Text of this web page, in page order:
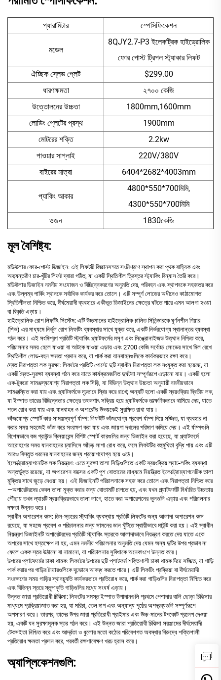
প্যারামিটার স্পেসিফিকেশন
মডেল
8QJY2.7-P3 ইলেকট্রিক হাইড্রোলিক
ফোর পোস্ট ট্রিপল স্ট্যাকার লিফট
ঐচ্ছিক স্লেভ প্লেট
$299.00
ধারণক্ষমতা
২৭০০ কেজি
উত্তোলনের উচ্চতা
1800mm,1600mm
লোডিং প্লেটের প্রস্থ
1900mm
মোটরের শক্তি
2.2kw
পাওয়ার সাপ্লাই
220V/380V
বাইরের মাত্রা
6404*2682*4003mm
প্যাকিং আকার
4800*550*700মিমি,
4300*550*700মিমি
ওজন
1830কেজি
মূল বৈশিষ্ট্য:
মডিউলার ফোর-পোস্ট ডিজাইন: এই লিফটটি বিজ্ঞানসম্মত সংমিশ্রণে স্থাপন করা পৃথক বাহ্যিক এবং
অভ্যন্তরীণ চার-খুঁটির লিফট দ্বারা গঠিত, যা একটি স্থিতিশীল ত্রিস্তর স্ট্যাকিং বিন্যাস তৈরি করে।
মডিউলার ডিজাইন নমনীয় সংযোজন ও বিচ্ছিন্নকরণের অনুমতি দেয়, পরিবহন এবং স্থাপনকে সহজতর করে
এবং উল্লম্ব পার্কিং স্থানকে সর্বাধিক কার্যকর করে তোলে। এটি সম্পূর্ণ লোডের অধীনেও কাঠামোগত
স্থিতিশীলতা নিশ্চিত করে, দীর্ঘমেয়াদী ব্যবহারে একীভূত ডিজাইনের ক্ষেত্রে ঘটতে পারে এমন আলগা হওয়া
বা বিকৃতি এড়ায়।
হাইড্রোলিক-রোপ লিফটিং সিস্টেম: এটি উচ্চমানের হাইড্রোলিক-চালিত সিলিন্ডারকে ঘূর্ণনশীল গিয়ার
(শিভ) এর মাধ্যমে নির্ভুল রোপ লিফটিং ব্যবস্থার সাথে যুক্ত করে, একটি নির্ভরযোগ্য স্থানান্তর ব্যবস্থা
গঠন করে। এই সংমিশ্রণ প্রতিটি স্ট্যাকিং প্ল্যাটফর্মের মসৃণ এবং সিঙ্ক্রোনাইজড উত্থান নিশ্চিত করে,
পরিচালনার সময় হেলে যাওয়া বা আটকে যাওয়া এড়ায় এবং 2700 কেজি সর্বোচ্চ লোডের সাথে মিল রেখে
স্থিতিশীল লোড-বহন ক্ষমতা প্রদান করে, যা পার্ক করা যানবাহনগুলিকে কার্যকরভাবে রক্ষা করে।
দ্বৈত নিরাপত্তা লক সুরক্ষা: লিফটের প্রতিটি পোস্টে দুটি স্বাধীন নিরাপত্তা লক সংযুক্ত করা হয়েছে, যা
একটি দ্বৈত-সুরক্ষা ব্যবস্থা গঠন করে যাতে কার্যক্রমজনিত দুর্ঘটনা সম্পূর্ণরূপে এড়ানো যায়। একটি হলো
এক-টুকরো সামঞ্জস্যযোগ্য নিরাপত্তা লক সিড়ি, যা বিভিন্ন উত্থান উচ্চতা অনুযায়ী নমনীয়ভাবে
সামঞ্জস্যিত করা যায় এবং প্ল্যাটফর্মকে দৃঢ়ভাবে স্থির করে রাখে; অন্যটি হলো একটি স্বয়ংক্রিয় দ্বিতীয় লক,
যা ইস্পাত তারের বিচ্ছিন্নতার ক্ষেত্রে তৎক্ষণাৎ সক্রিয় হয়ে প্ল্যাটফর্মকে তাত্ক্ষণিকভাবে থামিয়ে দেয়, যাতে
পতন রোধ করা যায় এবং যানবাহন ও অপারেটর উভয়কেই সুরক্ষিত রাখা যায়।
ভাঁজযোগ্য স্পোর্ট কার-সামঞ্জস্যপূর্ণ র্যাম্প: লিফটটি ভাঁজযোগ্য প্রবেশ র্যাম্প দিয়ে সজ্জিত, যা ব্যবহার না
করার সময় সহজেই ভাঁজ করে সংরক্ষণ করা যায় এবং জায়গা দখলের পরিমাণ কমিয়ে দেয়। এই র্যাম্পগুলি
বিশেষভাবে কম গ্রাউন্ড ক্লিয়ারেন্স বিশিষ্ট স্পোর্ট কারগুলির জন্য ডিজাইন করা হয়েছে, যা প্ল্যাটফর্মে
আরোহণের সময় যানবাহনের চ্যাসিসে আঁচড় লাগা রোধ করে, ফলে লিফটটির বহুমুখিতা বৃদ্ধি পায় এবং এটি
আরও বিস্তৃত ধরনের যানবাহনের জন্য প্রয়োগযোগ্য হয়ে ওঠে।
ইলেক্ট্রোম্যাগনেটিক লক নিয়ন্ত্রণ: এতে সুরক্ষা তালা সিড়িগুলিতে একটি স্বয়ংক্রিয় ল্যাচ-লকিং ব্যবস্থা
অন্তর্ভুক্ত রয়েছে, যা অপারেশন বাক্সের একটি পুশ বোতামের মাধ্যমে নিয়ন্ত্রিত ইলেক্ট্রোম্যাগনেটিক তালা
মুক্তির সাথে জুড়ে দেওয়া হয়। এই ডিজাইনটি পরিচালনাকে সহজ করে তোলে এবং নিরাপত্তা নিশ্চিত করে
—অপারেটরদের কেবল তালা মুক্ত করার জন্য বোতামটি চাপতে হয়, এবং যখন প্ল্যাটফর্মটি নির্ধারিত উচ্চতায়
পৌঁছায় তখন ল্যাচটি স্বয়ংক্রিয়ভাবে তালা লাগে, হাতে করা অপারেশনের ভুলগুলি এড়ায় এবং পরিচালনার
দক্ষতা উন্নত করে।
স্বাধীন অপারেশন বাক্স: তিন-স্তরের স্ট্যাকিং ব্যবস্থায় প্রতিটি লিফটের জন্য আলাদা অপারেশন বাক্স
রয়েছে, যা সহজে প্রবেশ ও পরিচালনার জন্য সামনের ডান খুঁটিতে স্থায়ীভাবে মাউন্ট করা হয়। এই স্বাধীন
নিয়ন্ত্রণ ডিজাইনটি অপারেটরদের প্রতিটি স্ট্যাকিং স্তরকে আলাদাভাবে নিয়ন্ত্রণ করতে দেয় যাতে একে
অপরের সাথে হস্তক্ষেপ না হয়, এমন নমনীয় পরিচালনার অনুমতি দেয় যেমন অন্য দুটির উপর প্রভাব না
ফেলে একক স্তর উঠানো বা নামানো, যা পরিচালনার সুবিধাকে অনেকাংশে উন্নত করে।
উপরের প্লাটফর্মের চাকা থামক: লিফটের উপরের দুটি প্লাটফর্ম শক্তিশালী চাকা থামক দিয়ে সজ্জিত, যা গাড়ি
পার্ক করার পর গাড়ির টায়ারগুলিকে দৃঢ়ভাবে আবদ্ধ করতে পারে। এটি লিফটিং প্রক্রিয়া বা দীর্ঘমেয়াদী
সংরক্ষণের সময় গাড়ির স্থানচ্যুতি কার্যকরভাবে প্রতিরোধ করে, পার্ক করা গাড়িগুলির নিরাপত্তা নিশ্চিত করে
এবং বিভিন্ন স্তরে স্তূপাকৃতি গাড়িগুলির মধ্যে সংঘর্ষ এড়ায়।
উন্নত জারা প্রতিরোধী চিকিত্সা: লিফটের সমস্ত ইস্পাত উপাদানগুলি প্রথমে পেশাদার বালি ছোড়া চিকিত্সার
মাধ্যমে প্রক্রিয়াজাত করা হয়, যা মরিচা, তেল দাগ এবং অন্যান্য পৃষ্ঠের অপদ্রব্যগুলি সম্পূর্ণরূপে
অপসারণ করে। তারপর, তাদের উপর জারা প্রতিরোধী প্রাইমার এবং উচ্চ-মানের টপকোট প্রলেপ দেওয়া
হয়, একটি ঘন সুরক্ষামূলক স্তর গঠন করে। এই উন্নত জারা প্রতিরোধী চিকিত্সা সরঞ্জামের দীর্ঘমেয়াদী
টেকসইতা নিশ্চিত করে এবং আর্দ্রতা ও ধুলোর মতো কঠোর পরিবেশগত অবস্থার বিরুদ্ধে শক্তিশালী
প্রতিরোধ ক্ষমতা প্রদান করে, পরবর্তী রক্ষণাবেক্ষণ খরচ হ্রাস করে।
অ্যাপ্লিকেশনগুলি: